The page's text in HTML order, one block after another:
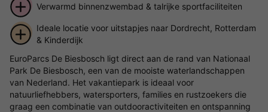
Verwarmd binnenzwembad & talrijke sportfaciliteiten
Ideale locatie voor uitstapjes naar Dordrecht, Rotterdam
& Kinderdijk
EuroParcs De Biesbosch ligt direct aan de rand van Nationaal
Park De Biesbosch, een van de mooiste waterlandschappen
van Nederland. Het vakantiepark is ideaal voor
natuurliefhebbers, watersporters, families en rustzoekers die
graag een combinatie van outdooractiviteiten en ontspanning